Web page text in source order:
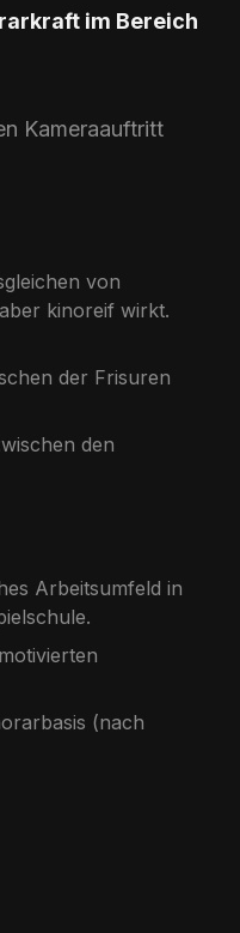
im Bereich
Kameraauftritt
von
kinoreif wirkt.
der Frisuren
den
Arbeitsumfeld in
(nach